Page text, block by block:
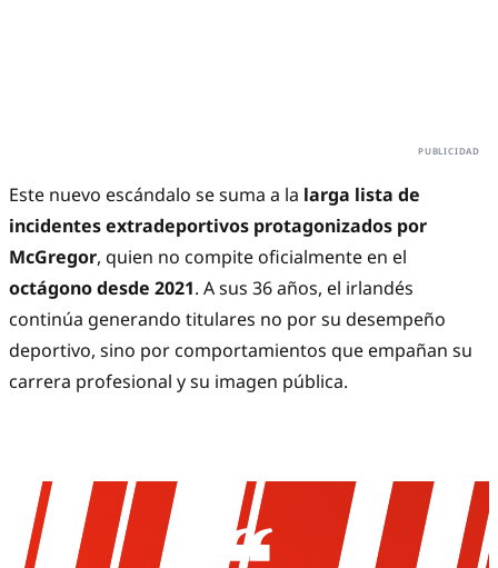
Este nuevo escándalo se suma a la larga lista de
incidentes extradeportivos protagonizados por
McGregor, quien no compite oficialmente en el
octágono desde 2021. A sus 36 años, el irlandés
continúa generando titulares no por su desempeño
deportivo, sino por comportamientos que empañan su
carrera profesional y su imagen pública.